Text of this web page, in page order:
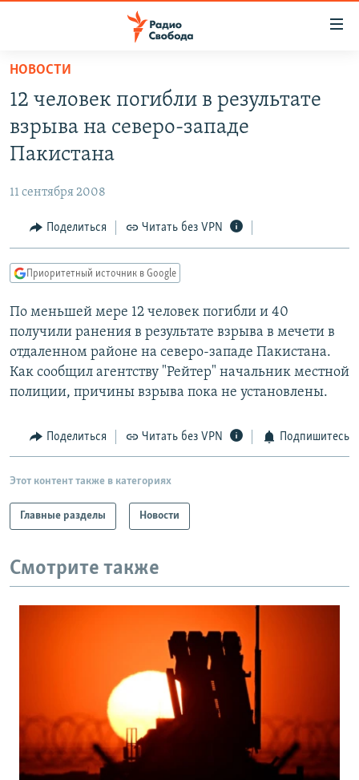
упрощенного
доступа
основному
Вернутся
Вернутся
поиску
АВТОРСКИЕ ПРОЕКТЫ
МНЕНИЯ
КУЛЬТУРА
КАВКАЗ.РЕАЛИИ
СЕВЕР.РЕАЛИИ
СИБИРЬ.РЕАЛИИ
РАСПИСАНИЕ ВЕЩАНИЯ
ПОДПИШИТЕСЬ НА РАССЫЛКУ
СОЦИАЛЬНЫЕ СЕТИ
НОВОСТИ
12 человек погибли в результате
взрыва на северо-западе
Пакистана
11 сентября 2008
Поделиться Читать без VPN
Приоритетный источник в Google
По меньшей мере 12 человек погибли и 40
получили ранения в результате взрыва в мечети в
отдаленном районе на северо-западе Пакистана.
Как сообщил агентству "Рейтер" начальник местной
полиции, причины взрыва пока не установлены.
Поделиться Читать без VPN Подпишитесь
Этот контент также в категориях
Главные разделы Новости
Смотрите также